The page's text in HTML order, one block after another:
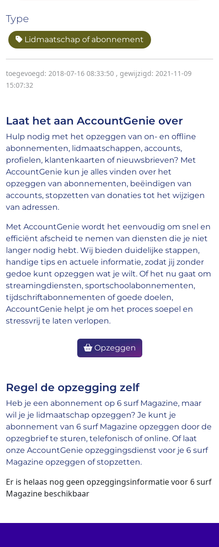
Type
Lidmaatschap of abonnement
toegevoegd: 2018-07-16 08:33:50 , gewijzigd: 2021-11-09
15:07:32
Laat het aan AccountGenie over
Hulp nodig met het opzeggen van on- en offline
abonnementen, lidmaatschappen, accounts,
profielen, klantenkaarten of nieuwsbrieven? Met
AccountGenie kun je alles vinden over het
opzeggen van abonnementen, beëindigen van
accounts, stopzetten van donaties tot het wijzigen
van adressen.
Met AccountGenie wordt het eenvoudig om snel en
efficiënt afscheid te nemen van diensten die je niet
langer nodig hebt. Wij bieden duidelijke stappen,
handige tips en actuele informatie, zodat jij zonder
gedoe kunt opzeggen wat je wilt. Of het nu gaat om
streamingdiensten, sportschoolabonnementen,
tijdschriftabonnementen of goede doelen,
AccountGenie helpt je om het proces soepel en
stressvrij te laten verlopen.
Opzeggen
Regel de opzegging zelf
Heb je een abonnement op 6 surf Magazine, maar
wil je je lidmaatschap opzeggen? Je kunt je
abonnement van 6 surf Magazine opzeggen door de
opzegbrief te sturen, telefonisch of online. Of laat
onze AccountGenie opzeggingsdienst voor je 6 surf
Magazine opzeggen of stopzetten.
Er is helaas nog geen opzeggingsinformatie voor 6 surf
Magazine beschikbaar